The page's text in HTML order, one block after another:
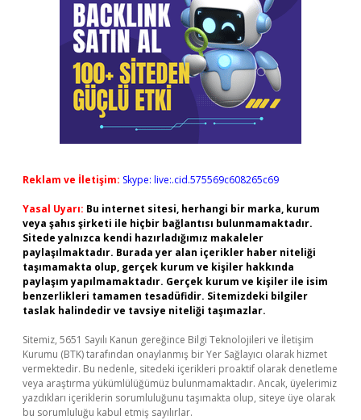
Reklam ve İletişim: Skype: live:.cid.575569c608265c69
Yasal Uyarı: Bu internet sitesi, herhangi bir marka, kurum
veya şahıs şirketi ile hiçbir bağlantısı bulunmamaktadır.
Sitede yalnızca kendi hazırladığımız makaleler
paylaşılmaktadır. Burada yer alan içerikler haber niteliği
taşımamakta olup, gerçek kurum ve kişiler hakkında
paylaşım yapılmamaktadır. Gerçek kurum ve kişiler ile isim
benzerlikleri tamamen tesadüfidir. Sitemizdeki bilgiler
taslak halindedir ve tavsiye niteliği taşımazlar.
Sitemiz, 5651 Sayılı Kanun gereğince Bilgi Teknolojileri ve İletişim
Kurumu (BTK) tarafından onaylanmış bir Yer Sağlayıcı olarak hizmet
vermektedir. Bu nedenle, sitedeki içerikleri proaktif olarak denetleme
veya araştırma yükümlülüğümüz bulunmamaktadır. Ancak, üyelerimiz
yazdıkları içeriklerin sorumluluğunu taşımakta olup, siteye üye olarak
bu sorumluluğu kabul etmiş sayılırlar.